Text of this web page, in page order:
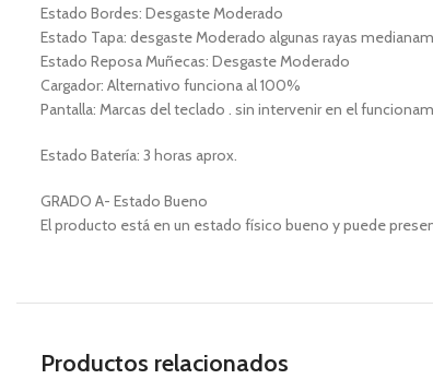
Estado Bordes: Desgaste Moderado
Estado Tapa: desgaste Moderado algunas rayas
Estado Reposa Muñecas: Desgaste Moderado
Cargador: Alternativo funciona al 100%
Pantalla: Marcas del teclado . sin intervenir en el
Estado Batería: 3 horas aprox.
GRADO A- Estado Bueno
El producto está en un estado físico bueno y puede
Productos relacionados